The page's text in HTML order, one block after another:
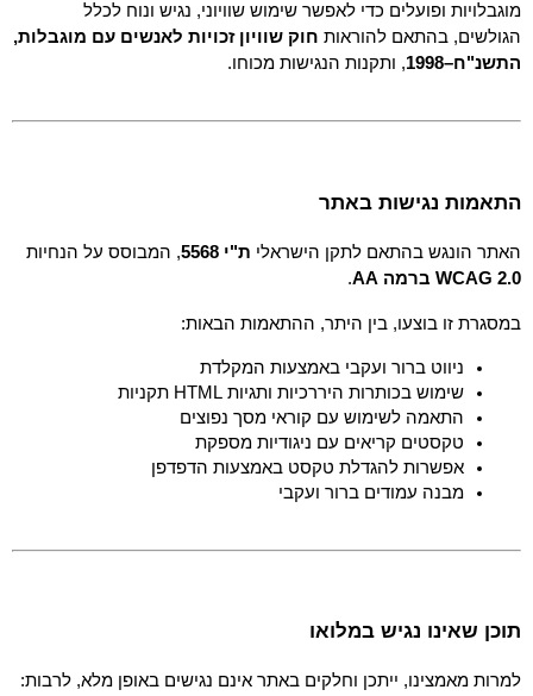
מוגבלויות ופועלים כדי לאפשר שימוש שוויוני, נגיש ונוח לכלל
הגולשים, בהתאם להוראות
התשנ"ח–1998
, ותקנות הנגישות מכוחו.
התאמות נגישות באתר
האתר הונגש בהתאם לתקן הישראלי ת"י 5568
, המבוסס על הנחיות
WCAG 2.0 ברמה AA
.
במסגרת זו בוצעו, בין היתר, ההתאמות הבאות:
ניווט ברור ועקבי באמצעות המקלדת
שימוש בכותרות היררכיות ותגיות HTML תקניות
התאמה לשימוש עם קוראי מסך נפוצים
טקסטים קריאים עם ניגודיות מספקת
אפשרות להגדלת טקסט באמצעות הדפדפן
מבנה עמודים ברור ועקבי
תוכן שאינו נגיש במלואו
למרות מאמצינו, ייתכן וחלקים באתר אינם נגישים באופן מלא, לרבות: